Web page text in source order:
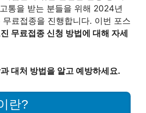
통을 받는 분들을 위해 2024년
무료접종을 진행합니다. 이번 포스
무료접종 신청 방법에 대해 자세
대처 방법을 알고 예방하세요.
란?